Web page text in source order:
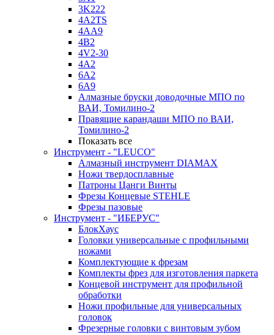
3K222
4A2TS
4AA9
4B2
4V2-30
4А2
6A2
6A9
Алмазные бруски доводочные МПО по
ВАИ, Томилино-2
Правящие карандаши МПО по ВАИ,
Томилино-2
Показать все
Инструмент - "LEUCO"
Алмазный инструмент DIAMAX
Ножи твердосплавные
Патроны Цанги Винты
Фрезы Концевые STEHLE
Фрезы пазовые
Инструмент - "ИБЕРУС"
БлокХаус
Головки универсальные с профильными
ножами
Комплектующие к фрезам
Комплекты фрез для изготовления паркета
Концевой инструмент для профильной
обработки
Ножи профильные для универсальных
головок
Фрезерные головки с винтовым зубом